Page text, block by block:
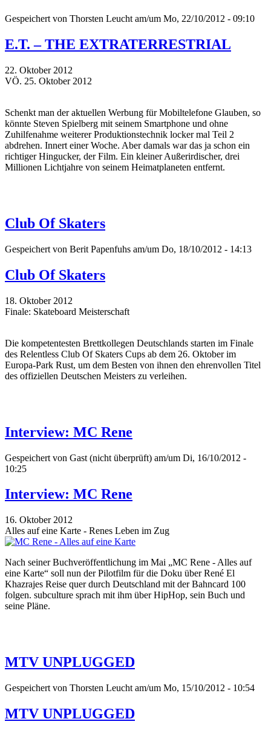
Gespeichert von Thorsten Leucht am/um Mo, 22/10/2012 - 09:10
E.T. – THE EXTRATERRESTRIAL
22. Oktober 2012
VÖ. 25. Oktober 2012
Schenkt man der aktuellen Werbung für Mobiltelefone Glauben, so
könnte Steven Spielberg mit seinem Smartphone und ohne
Zuhilfenahme weiterer Produktionstechnik locker mal Teil 2
abdrehen. Innert einer Woche. Aber damals war das ja schon ein
richtiger Hingucker, der Film. Ein kleiner Außerirdischer, drei
Millionen Lichtjahre von seinem Heimatplaneten entfernt.
Club Of Skaters
Gespeichert von Berit Papenfuhs am/um Do, 18/10/2012 - 14:13
Club Of Skaters
18. Oktober 2012
Finale: Skateboard Meisterschaft
Die kompetentesten Brettkollegen Deutschlands starten im Finale
des Relentless Club Of Skaters Cups ab dem 26. Oktober im
Europa-Park Rust, um dem Besten von ihnen den ehrenvollen Titel
des offiziellen Deutschen Meisters zu verleihen.
Interview: MC Rene
Gespeichert von Gast (nicht überprüft) am/um Di, 16/10/2012 -
10:25
Interview: MC Rene
16. Oktober 2012
Alles auf eine Karte - Renes Leben im Zug
Nach seiner Buchveröffentlichung im Mai „MC Rene - Alles auf
eine Karte“ soll nun der Pilotfilm für die Doku über René El
Khazrajes Reise quer durch Deutschland mit der Bahncard 100
folgen. subculture sprach mit ihm über HipHop, sein Buch und
seine Pläne.
MTV UNPLUGGED
Gespeichert von Thorsten Leucht am/um Mo, 15/10/2012 - 10:54
MTV UNPLUGGED